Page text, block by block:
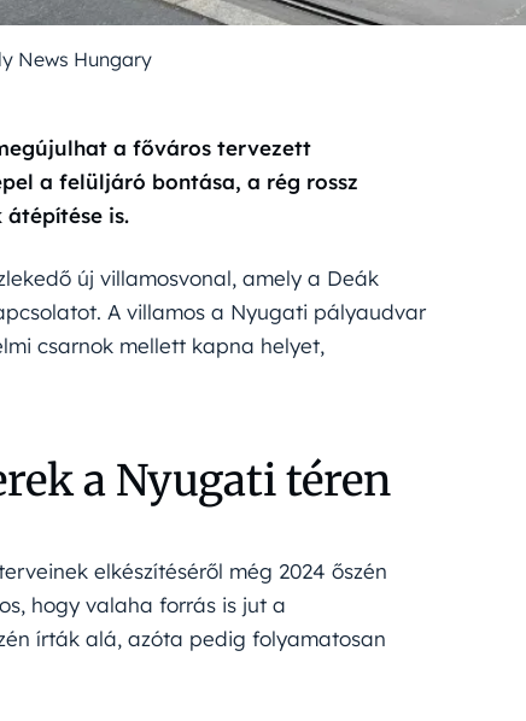
News Hungary
a főváros tervezett
a felüljáró bontása, a rég rossz
is.
új villamosvonal, amely a Deák
A villamos a Nyugati pályaudvar
csarnok mellett kapna helyet,
a Nyugati téren
elkészítéséről még 2024 őszén
hogy valaha forrás is jut a
írták alá, azóta pedig folyamatosan